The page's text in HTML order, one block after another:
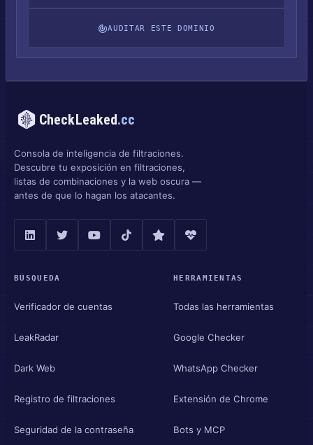
AUDITAR ESTE DOMINIO
CheckLeaked.cc
Consola de inteligencia de filtraciones.
Descubre tu exposición en filtraciones,
listas de combinaciones y la web oscura —
antes de que lo hagan los atacantes.
BÚSQUEDA
Verificador de cuentas
LeakRadar
Dark Web
Registro de filtraciones
Seguridad de la contraseña
HERRAMIENTAS
Todas las herramientas
Google Checker
WhatsApp Checker
Extensión de Chrome
Bots y MCP